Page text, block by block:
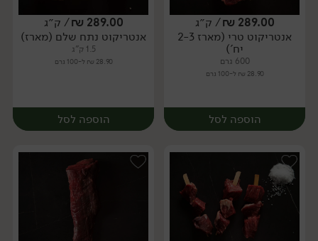
מארז מארז
289.00
₪/ ק״ג
אנטריקוט טרי (מארז 2-3
יח')
600 גרם
28.90 ₪ ל-100 גרם
הוספה לסל
289.00
₪/ ק״ג
אנטריקוט נתח שלם (מארז)
1.5 ק"ג
28.90 ₪ ל-100 גרם
הוספה לסל